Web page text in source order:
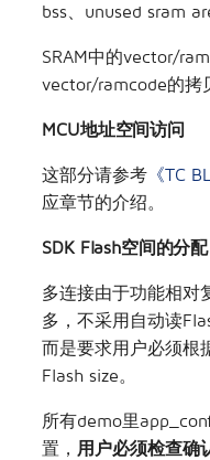
bss、unused sram
SRAM中的vector/
vector/ramcode的拷
MCU地址空间访问
这部分请参考 《TC
应章节的介绍。
SDK Flash空间的分配
多连接由于功能相对
多，不采用自动读
而是要求用户必须根
Flash size。
所有demo里
置， 用户必须检查确